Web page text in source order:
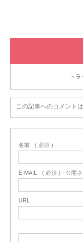
ト
この記事へのコメント
名前 ( 必須 )
E-MAIL ( 必須 ) - 公開
URL